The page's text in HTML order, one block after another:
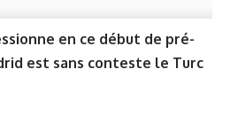
en ce début de pré-
est sans conteste le Turc